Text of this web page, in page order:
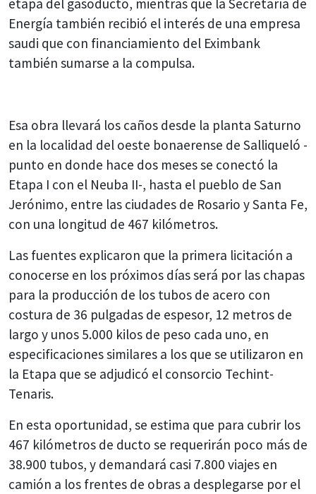
etapa del gasoducto, mientras que la Secretaría de
Energía también recibió el interés de una empresa
saudi que con financiamiento del Eximbank
también sumarse a la compulsa.
Esa obra llevará los caños desde la planta Saturno
en la localidad del oeste bonaerense de Salliqueló -
punto en donde hace dos meses se conectó la
Etapa I con el Neuba II-, hasta el pueblo de San
Jerónimo, entre las ciudades de Rosario y Santa Fe,
con una longitud de 467 kilómetros.
Las fuentes explicaron que la primera licitación a
conocerse en los próximos días será por las chapas
para la producción de los tubos de acero con
costura de 36 pulgadas de espesor, 12 metros de
largo y unos 5.000 kilos de peso cada uno, en
especificaciones similares a los que se utilizaron en
la Etapa que se adjudicó el consorcio Techint-
Tenaris.
En esta oportunidad, se estima que para cubrir los
467 kilómetros de ducto se requerirán poco más de
38.900 tubos, y demandará casi 7.800 viajes en
camión a los frentes de obras a desplegarse por el